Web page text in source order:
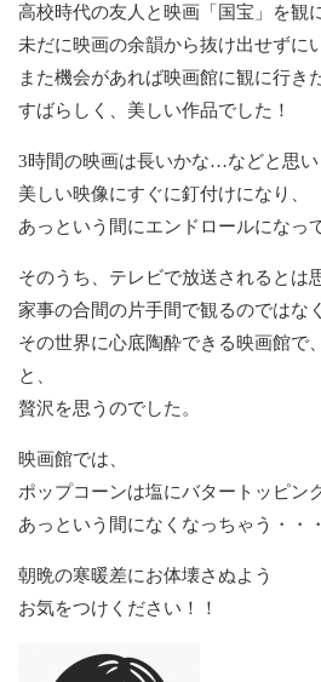
高校時代の友人と映画「国宝」を観
未だに映画の余韻から抜け出せずに
また機会があれば映画館に観に行き
すばらしく、美しい作品でした！
3時間の映画は長いかな…などと思
美しい映像にすぐに釘付けになり、
あっという間にエンドロールになっ
そのうち、テレビで放送されるとは
家事の合間の片手間で観るのではな
その世界に心底陶酔できる映画館
と、
贅沢を思うのでした。
映画館では、
ポップコーンは塩にバタートッピン
あっという間になくなっちゃう・・
朝晩の寒暖差にお体壊さぬよう
お気をつけください！！